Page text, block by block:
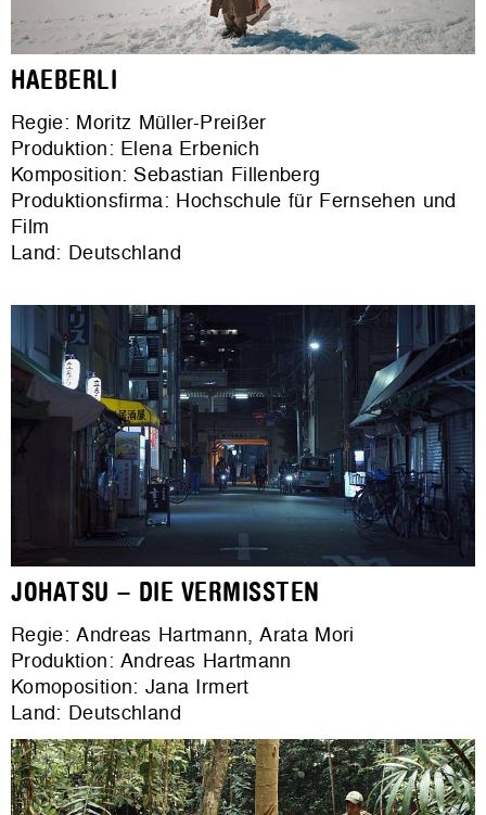
HAEBERLI
Regie: Moritz Müller-Preißer
Produktion: Elena Erbenich
Komposition: Sebastian Fillenberg
Produktionsfirma: Hochschule für Fernsehen und
Film
Land: Deutschland
JOHATSU – DIE VERMISSTEN
Regie: Andreas Hartmann, Arata Mori
Produktion: Andreas Hartmann
Komoposition: Jana Irmert
Land: Deutschland